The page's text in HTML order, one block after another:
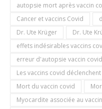
autopsie mort après vaccin
Cancer et vaccins Covid
Dr. Ute Krüger
Dr. Ute
effets indésirables vaccins
erreur d'autopsie vaccin covid
Les vaccins covid
Mort du vaccin covid
Myocardite associée au